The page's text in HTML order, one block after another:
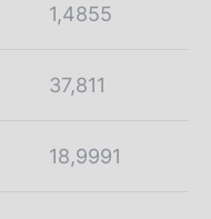
1,4855
37,811
18,9991